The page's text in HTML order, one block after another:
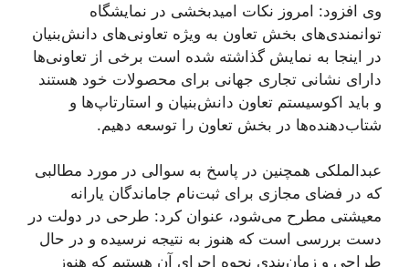
وی افزود: امروز نکات امیدبخشی در نمایشگاه
توانمندی‌های بخش تعاون به ویژه تعاونی‌های دانش‌بنیان
در اینجا به نمایش گذاشته شده است برخی از تعاونی‌ها
دارای نشانی تجاری جهانی برای محصولات خود هستند
و باید اکوسیستم تعاون دانش‌بنیان و استارتاپ‌ها و
شتاب‌دهنده‌ها در بخش تعاون را توسعه دهیم.
عبدالملکی همچنین در پاسخ به سوالی در مورد مطالبی
که در فضای مجازی برای ثبت‌نام جاماندگان یارانه
معیشتی مطرح می‌شود، عنوان کرد: طرحی در دولت در
دست بررسی است که هنوز به نتیجه نرسیده و در حال
طراحی و زمان‌بندی نحوه اجرای آن هستیم که هنوز